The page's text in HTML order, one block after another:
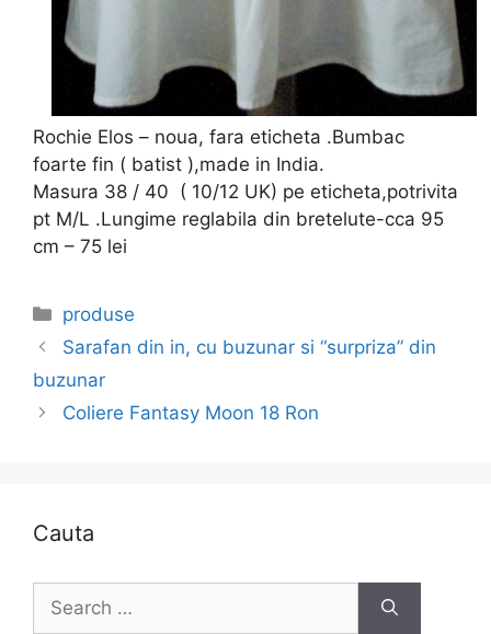
Rochie Elos – noua, fara eticheta .Bumbac
foarte fin ( batist ),made in India.
Masura 38 / 40 ( 10/12 UK) pe eticheta,potrivita
pt M/L .Lungime reglabila din bretelute-cca 95
cm – 75 lei
Categories
produse
Sarafan din in, cu buzunar si “surpriza” din
buzunar
Coliere Fantasy Moon 18 Ron
Cauta
for: